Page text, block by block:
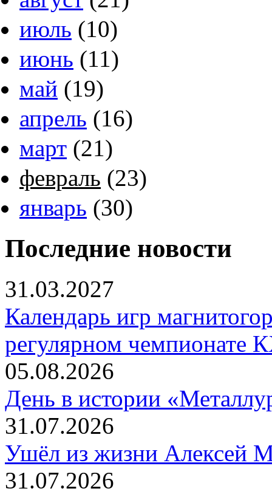
июль (10)
июнь (11)
май (19)
апрель (16)
март (21)
февраль (23)
январь (30)
Последние новости
31.03.2027
Календарь игр
регулярном чемпионате
05.08.2026
День в истории
31.07.2026
Ушёл из жизни Алексей
31.07.2026